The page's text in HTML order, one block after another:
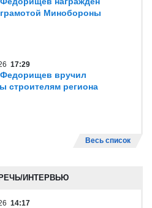
Минобороны
17:29
вручил
строителям региона
Весь список
ИНТЕРВЬЮ
14:17